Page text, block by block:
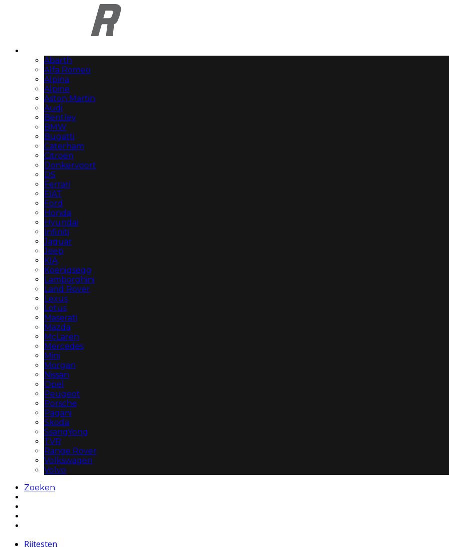
Abarth
Alfa Romeo
Alpina
Alpine
Aston Martin
Audi
Bentley
BMW
Bugatti
Caterham
Citroën
Donkervoort
DS
Ferrari
FIAT
Ford
Honda
Hyundai
Infiniti
Jaguar
Jeep
KIA
Koenigsegg
Lamborghini
Land Rover
Lexus
Lotus
Maserati
Mazda
McLaren
Mercedes
Mini
Morgan
Nissan
Opel
Peugeot
Porsche
Pagani
Skoda
SsangYong
TVR
Range Rover
Volkswagen
Volvo
Zoeken
Rijtesten